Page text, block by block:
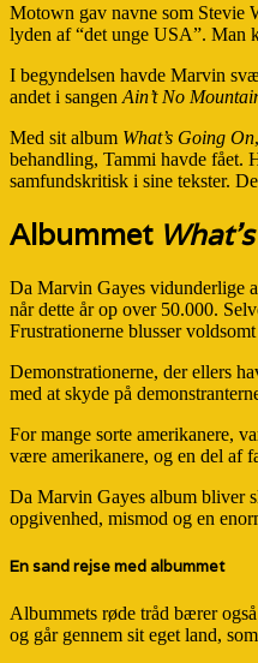
Motown gav navne som Stevie
lyden af “det unge USA”. Man
I begyndelsen havde Marvin
andet i sangen Ain’t No
Med sit album What’s Going On
behandling, Tammi havde fået.
samfundskritisk i sine tekster.
Albummet
Da Marvin Gayes vidunderlige
når dette år op over 50.000.
Frustrationerne blusser
Demonstrationerne, der ellers
med at skyde på
For mange sorte amerikanere,
være amerikanere, og en del af
Da Marvin Gayes album bliver
opgivenhed, mismod og en
En sand rejse med albummet
Albummets røde tråd bærer
og går gennem sit eget land,